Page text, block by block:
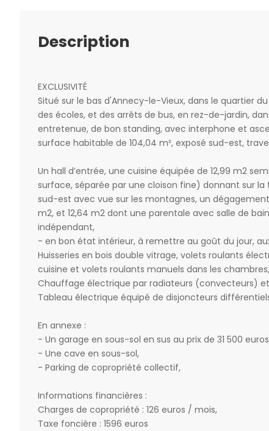
Description
EXCLUSIVITÉ
Situé sur le bas d'Annecy-le-Vieux, dans le quartier
des écoles, et des arrêts de bus, en rez-de-jardin,
entretenue, de bon standing, avec interphone et
surface habitable de 104,04 m², exposé sud-est,
Un hall d’entrée, une cuisine équipée de 12,99 m2
surface, séparée par une cloison fine) donnant sur
sud-est avec vue sur les montagnes, un
m2, et 12,64 m2 dont une parentale avec salle de
indépendant,
- en bon état intérieur, à remettre au goût du jour,
Huisseries en bois double vitrage, volets roulants
cuisine et volets roulants manuels dans les chambres,
Chauffage électrique par radiateurs (convecteurs)
Tableau électrique équipé de disjoncteurs
En annexe :
- Un garage en sous-sol en sus au prix de 31 500 euros
- Une cave en sous-sol,
- Parking de copropriété collectif,
Informations financières :
Charges de copropriété : 126 euros / mois,
Taxe foncière : 1596 euros